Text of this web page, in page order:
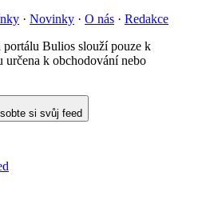
· Novinky · O nás · Redakce
portálu Bulios slouží pouze k
určena k obchodování nebo
si svůj feed